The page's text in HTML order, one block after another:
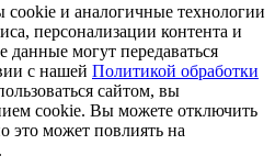
и аналогичные технологии
персонализации контента и
данные могут передаваться
с нашей Политикой обработки
сайтом, вы
cookie. Вы можете отключить
это может повлиять на